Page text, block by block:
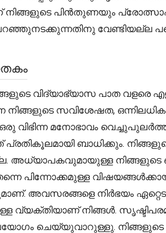
നിങ്ങളുടെ പിൻതുണയും
വിദ്യാഭ്യാസ പാത വളരെ
സവിശേഷത,
വിഭിന്ന മനോഭാവം
ബാധിക്കും.
അധ്യാപകവുമായുള്ള നിങ്ങളുടെ
പിന്നോക്കമുള്ള
അവസരങ്ങളെ നിർഭയം
വ്യക്തിയാണ് നിങ്ങൾ.
ചെയ്യുവാറുള്ളു.